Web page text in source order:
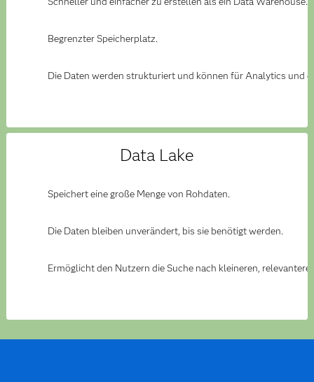
Begrenzter Speicherplatz.
Die Daten werden strukturiert und können für Analytics und
Data Lake
Speichert eine große Menge von Rohdaten.
Die Daten bleiben unverändert, bis sie benötigt werden.
Ermöglicht den Nutzern die Suche nach kleineren,